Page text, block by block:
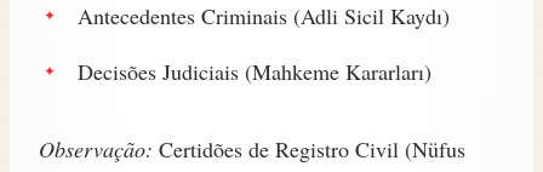
Antecedentes Criminais (Adli Sicil Kaydı)
Decisões Judiciais (Mahkeme Kararları)
Observação: Certidões de Registro Civil (Nüfus